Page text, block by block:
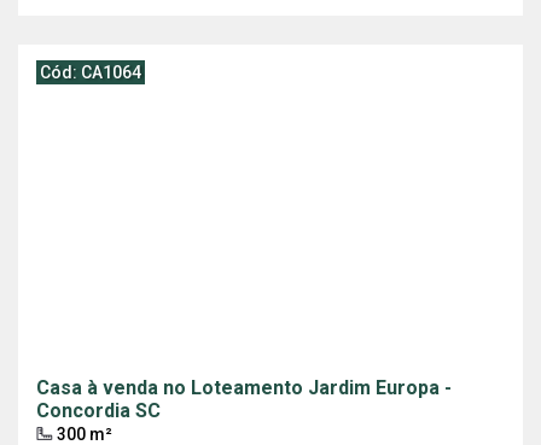
Cód: CA1064
Casa à venda no Loteamento Jardim Europa -
Concordia SC
300 m²